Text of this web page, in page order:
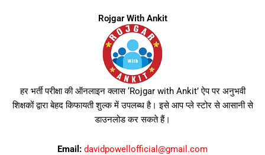
Rojgar With Ankit
हर भर्ती परीक्षा की ऑनलाइन क्लास ‘Rojgar with Ankit’ ऐप पर अनुभवी
शिक्षकों द्वारा बेहद किफायती शुल्क में उपलब्ध है। इसे आप प्ले स्टोर से आसानी से
डाउनलोड कर सकते हैं।
Email: davidpowellofficial@gmail.com